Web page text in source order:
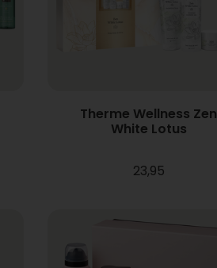
Therme Wellness Zen
White Lotus
23,95